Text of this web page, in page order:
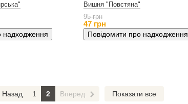
надходження
Вишня "Повстяна"
95 грн
47 грн
Повідомити про надходження
Назад 1 2 Вперед Показати все